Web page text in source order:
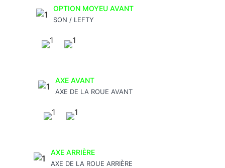
OPTION MOYEU AVANT
SON / LEFTY
AXE AVANT
AXE DE LA ROUE AVANT
AXE ARRIÈRE
AXE DE LA ROUE ARRIÈRE